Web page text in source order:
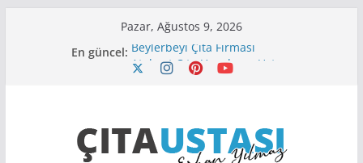
Pazar, Ağustos 9, 2026
En güncel: Beylerbeyi Çıta Firması
Atakent Çıta Uygulama Ustası